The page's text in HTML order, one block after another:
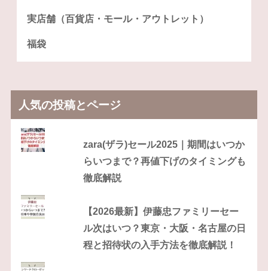
実店舗（百貨店・モール・アウトレット）
福袋
人気の投稿とページ
zara(ザラ)セール2025｜期間はいつか
らいつまで？再値下げのタイミングも
徹底解説
【2026最新】伊藤忠ファミリーセー
ル次はいつ？東京・大阪・名古屋の日
程と招待状の入手方法を徹底解説！